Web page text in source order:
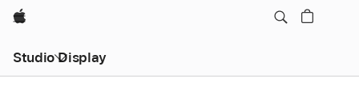
Apple
Studio Display